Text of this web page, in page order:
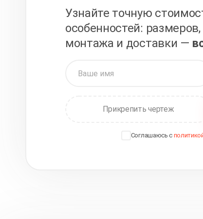
Узнайте точную
особенностей:
монтажа и доставки —
Прикрепить чертеж
Соглашаюсь с